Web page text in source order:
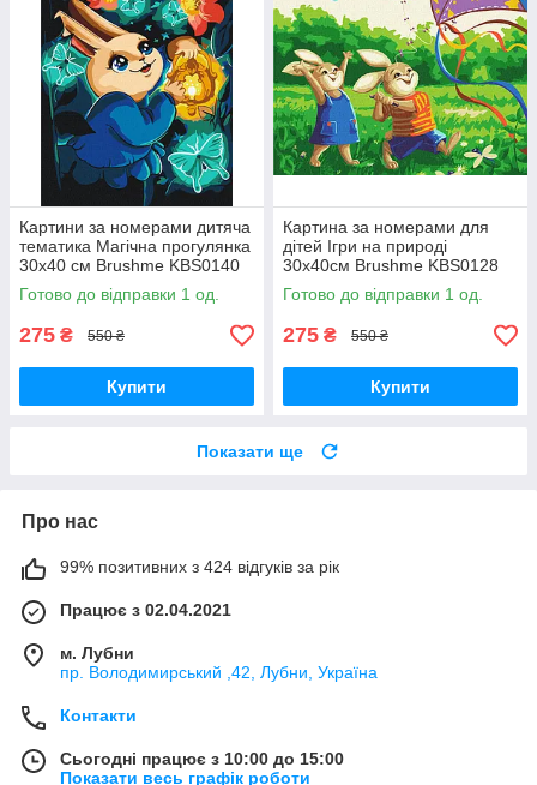
Картини за номерами дитяча
тематика Магічна прогулянка
30х40 см Brushme KBS0140
Готово до відправки 1 од.
275 ₴ 550 ₴
Купити
Картина за номерами для
дітей Ігри на природі
30х40см Brushme KBS0128
Готово до відправки 1 од.
275 ₴ 550 ₴
Купити
Показати ще
Про нас
99% позитивних з 424 відгуків за рік
Працює з 02.04.2021
м. Лубни
пр. Володимирський ,42, Лубни, Україна
Контакти
Сьогодні працює з 10:00 до 15:00
Показати весь графік роботи